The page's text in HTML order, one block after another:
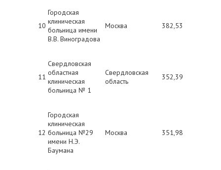
10
Городская
клиническая
больница имени
В.В. Виноградова
Москва 382,53
11
Свердловская
областная
клиническая
больница № 1
Свердловская
область
352,39
12
Городская
клиническая
больница №29
имени Н.Э.
Баумана
Москва 351,98